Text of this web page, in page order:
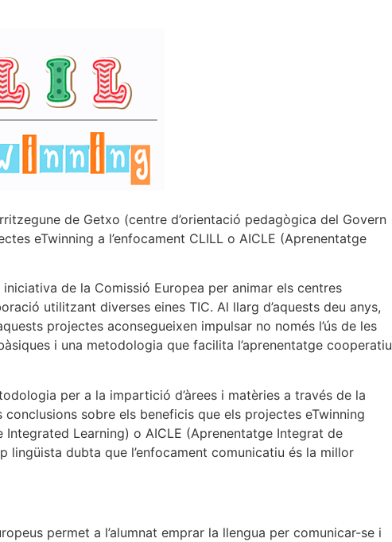
de Getxo (centre d’orientació pedagògica del Govern
eTwinning a l’enfocament CLILL o AICLE (Aprenentatge
de la Comissió Europea per animar els centres
utilitzant diverses eines TIC. Al llarg d’aquests deu anys,
projectes aconsegueixen impulsar no només l’ús de les
i una metodologia que facilita l’aprenentatge cooperatiu
per a la impartició d’àrees i matèries a través de la
sobre els beneficis que els projectes eTwinning
Learning) o AICLE (Aprenentatge Integrat de
lingüista dubta que l’enfocament comunicatiu és la millor
permet a l’alumnat emprar la llengua per comunicar-se i